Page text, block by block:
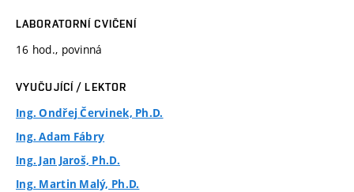
LABORATORNÍ CVIČENÍ
16 hod., povinná
VYUČUJÍCÍ / LEKTOR
Ing. Ondřej Červinek, Ph.D.
Ing. Adam Fábry
Ing. Jan Jaroš, Ph.D.
Ing. Martin Malý, Ph.D.